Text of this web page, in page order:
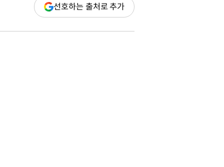
선호하는 출처로 추가(새
창
열림)